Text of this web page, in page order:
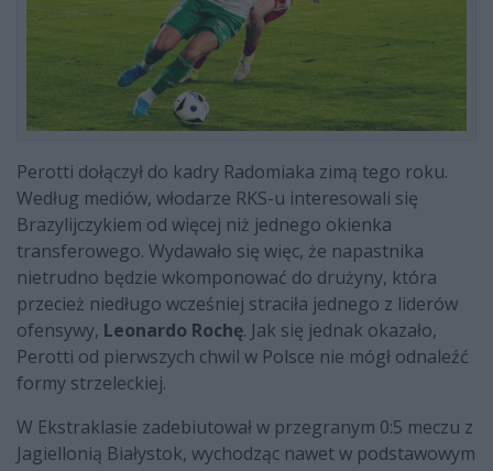
Perotti dołączył do kadry Radomiaka zimą tego roku.
Według mediów, włodarze RKS-u interesowali się
Brazylijczykiem od więcej niż jednego okienka
transferowego. Wydawało się więc, że napastnika
nietrudno będzie wkomponować do drużyny, która
przecież niedługo wcześniej straciła jednego z liderów
ofensywy, Leonardo Rochę. Jak się jednak okazało,
Perotti od pierwszych chwil w Polsce nie mógł odnaleźć
formy strzeleckiej.
W Ekstraklasie zadebiutował w przegranym 0:5 meczu z
Jagiellonią Białystok, wychodząc nawet w podstawowym